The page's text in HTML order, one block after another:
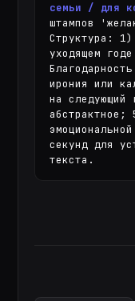
семьи / для
штампов
Структура: 1)
уходящем
ирония или
на следующий
абстрактное;
секунд для
текста.